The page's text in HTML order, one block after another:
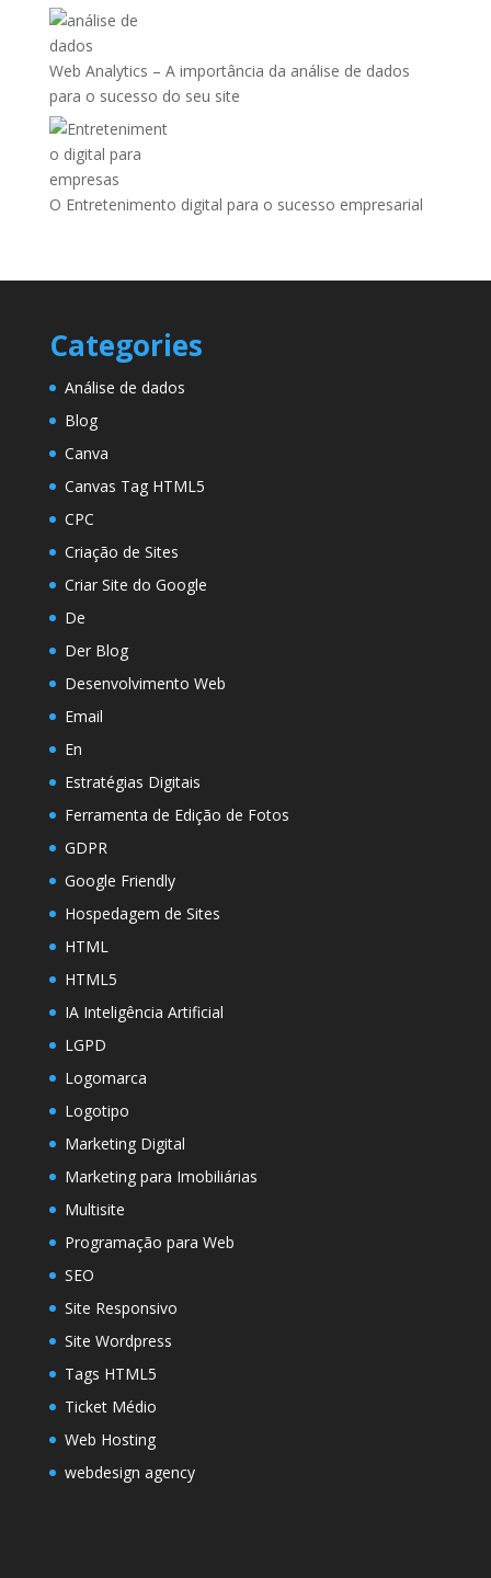
Web Analytics – A importância da análise de dados
para o sucesso do seu site
O Entretenimento digital para o sucesso empresarial
Categories
Análise de dados
Blog
Canva
Canvas Tag HTML5
CPC
Criação de Sites
Criar Site do Google
De
Der Blog
Desenvolvimento Web
Email
En
Estratégias Digitais
Ferramenta de Edição de Fotos
GDPR
Google Friendly
Hospedagem de Sites
HTML
HTML5
IA Inteligência Artificial
LGPD
Logomarca
Logotipo
Marketing Digital
Marketing para Imobiliárias
Multisite
Programação para Web
SEO
Site Responsivo
Site Wordpress
Tags HTML5
Ticket Médio
Web Hosting
webdesign agency